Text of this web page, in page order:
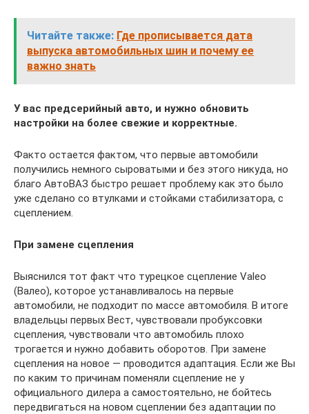
Читайте также: Где прописывается дата
выпуска автомобильных шин и почему ее
важно знать
У вас предсерийный авто, и нужно обновить
настройки на более свежие и корректные.
Факто остается фактом, что первые автомобили
получились немного сыроватыми и без этого никуда, но
благо АвтоВАЗ быстро решает проблему как это было
уже сделано со втулками и стойками стабилизатора, с
сцеплением.
При замене сцепления
Выяснился тот факт что турецкое сцепление Valeo
(Валео), которое устанавливалось на первые
автомобили, не подходит по массе автомобиля. В итоге
владельцы первых Вест, чувствовали пробуксовки
сцепления, чувствовали что автомобиль плохо
трогается и нужно добавить оборотов. При замене
сцепления на новое — проводится адаптация. Если же Вы
по каким то причинам поменяли сцепление не у
официального дилера а самостоятельно, не бойтесь
передвигаться на новом сцеплении без адаптации по